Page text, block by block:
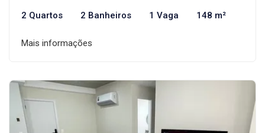
2 Quartos 2 Banheiros 1 Vaga 148 m²
Mais informações